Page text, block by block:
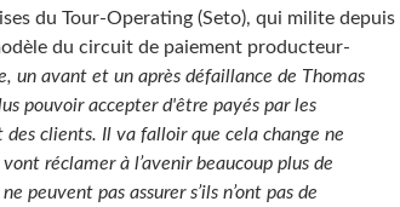
du Tour-Operating (Seto), qui milite depuis
du circuit de paiement producteur-
un avant et un après défaillance de Thomas
pouvoir accepter d'être payés par les
clients. Il va falloir que cela change ne
réclamer à l’avenir beaucoup plus de
peuvent pas assurer s’ils n’ont pas de